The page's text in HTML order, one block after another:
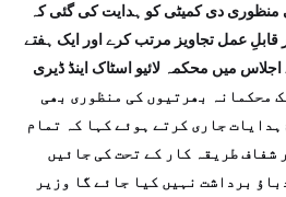
دی کمیٹی کو ہدایت کی گئی کہ
قابلِ عمل تجاویز مرتب کرے اور ایک ہفتے
میں محکمہ لائیو اسٹاک اینڈ ڈیری
میں گریڈ 1 سے 15 تک محکمانہ بھرتیوں کی منظوری بھی
جاری کرتے ہوئے کہا کہ تمام
شفاف طریقہ کار کے تحت کی جائیں
برداشت نہیں کیا جائے گا وزیر